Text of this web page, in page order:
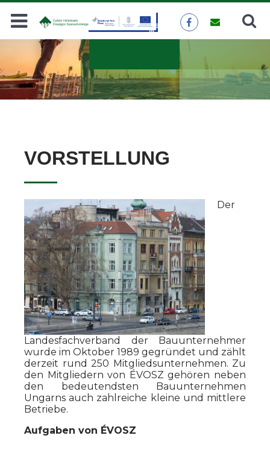
Suche
VORSTELLUNG
Der
Landesfachverband der Bauunternehmer
wurde im Oktober 1989 gegründet und zählt
derzeit rund 250 Mitgliedsunternehmen. Zu
den Mitgliedern von ÉVOSZ gehören neben
den bedeutendsten Bauunternehmen
Ungarns auch zahlreiche kleine und mittlere
Betriebe.
Aufgaben von ÉVOSZ